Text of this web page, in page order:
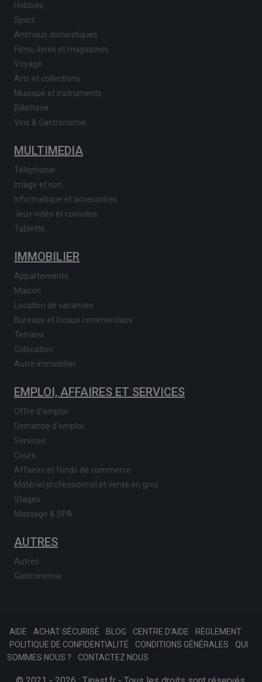
Hobbies
Sport
Animaux domestiques
Films, livres et magazines
Voyage
Arts et collections
Musique et instruments
Billetterie
Vins & Gastronomie
MULTIMEDIA
Téléphonie
Image et son
Informatique et accessoires
Jeux vidéo et consoles
Tablette
IMMOBILIER
Appartements
Maison
Location de vacances
Bureaux et locaux commerciaux
Terrains
Colocation
Autre immobilier
EMPLOI, AFFAIRES ET SERVICES
Offre d'emploi
Demande d'emploi
Services
Cours
Affaires et fonds de commerce
Matériel professionnel et vente en gros
Stages
Massage & SPA
AUTRES
Autres
Gastronomie
AIDE ACHAT SÉCURISÉ BLOG CENTRE D'AIDE
RÈGLEMENT
POLITIQUE DE CONFIDENTIALITÉ
CONDITIONS GÉNÉRALES
QUI
SOMMES NOUS ?
CONTACTEZ NOUS